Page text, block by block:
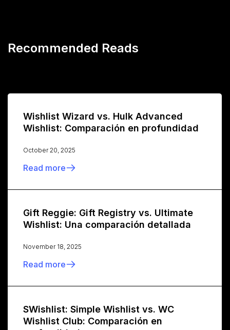
Recommended Reads
Wishlist Wizard vs. Hulk Advanced
Wishlist: Comparación en profundidad
October 20, 2025
Read more
Gift Reggie: Gift Registry vs. Ultimate
Wishlist: Una comparación detallada
November 18, 2025
Read more
SWishlist: Simple Wishlist vs. WC
Wishlist Club: Comparación en